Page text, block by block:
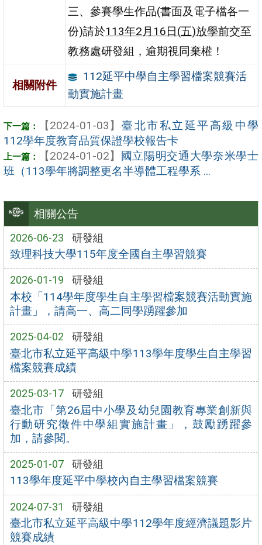
相關公告
2026-06-23 研發組
致理科技大學115年度全國自主學習競賽
2026-01-19 研發組
本校「114學年度學生自主學習檔案競賽活動實施
計畫」，請高一、高二同學踴躍參加
2025-04-02 研發組
臺北市私立延平高級中學113學年度學生自主學習
檔案競賽成績
2025-03-17 研發組
臺北市「第26屆中小學及幼兒園教育專業創新與
行動研究徵件中學組實施計畫」，鼓勵踴躍參
加，請參閱。
2025-01-07 研發組
113學年度延平中學校內自主學習檔案競賽
2024-07-31 研發組
臺北市私立延平高級中學112學年度經濟議題影片
競賽成績
三、參賽學生作品(書面及電子檔各一
份)請於113年2月 16日(五)放學前交至
教務處研發組，逾期視同棄權！
相關附件
112延平中學自主學習檔案競賽活
動實施計畫
【2024-01-03】 臺北市私立延平高級中學
112學年度教育品質保證學校報告卡
【2024-01-02】 國立陽明交通大學奈米學士
班（113學年將調整更名半導體工程學系 ...